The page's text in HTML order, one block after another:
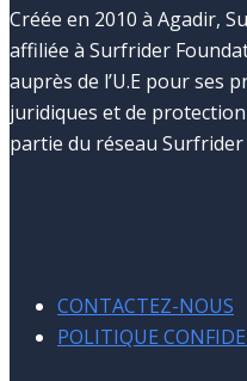
Créée en 2010 à Agadir,
affiliée à Surfrider
auprès de l’U.E pour ses
juridiques et de
partie du réseau
CONTACTEZ-NOUS
POLITIQUE